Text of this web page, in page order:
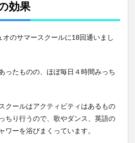
効果
オのサマースクールに18回通いまし
ったものの、ほぼ毎日４時間みっち
クールはアクティビティはあるもの
ちり行うので、歌やダンス、英語の
ワーを浴びまくっています。